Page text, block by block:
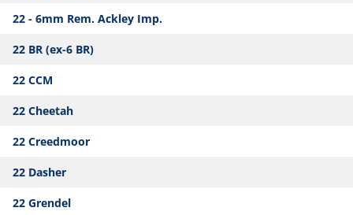
22 - 6mm Rem. Ackley Imp.
22 BR (ex-6 BR)
22 CCM
22 Cheetah
22 Creedmoor
22 Dasher
22 Grendel